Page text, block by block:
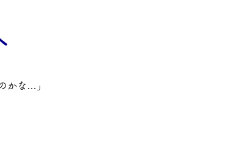
かな…」